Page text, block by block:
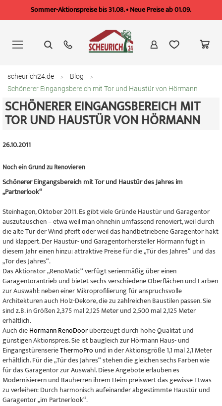
Sommer-Aktionspreise bis 31.08. • Neue Preise ab 01.09.
springen
scheurich24.de
Blog
Schönerer Eingangsbereich mit Tor und Haustür von Hörmann
SCHÖNERER EINGANGSBEREICH MIT
TOR UND HAUSTÜR VON HÖRMANN
26.10.2011
Noch ein Grund zu Renovieren
Schönerer Eingangsbereich mit Tor und Haustür des Jahres im
„Partnerlook“
Steinhagen, Oktober 2011. Es gibt viele Gründe Haustür und Garagentor
auszutauschen – etwa weil man ohnehin umfassend renoviert, weil durch
die alte Tür der Wind pfeift oder weil das handbetriebene Garagentor hakt
und klappert. Der Haustür- und Garagentorhersteller Hörmann fügt in
diesem Jahr einen hinzu: attraktive Preise für die „Tür des Jahres“ und das
„Tor des Jahres“.
Das Aktionstor „RenoMatic“ verfügt serienmäßig über einen
Garagentorantrieb und bietet sechs verschiedene Oberflächen und Farben
zur Auswahl: neben einer Mikroprofilierung für anspruchsvolle
Architekturen auch Holz-Dekore, die zu zahlreichen Baustilen passen. Sie
sind z.B. in Größen 2,375 mal 2,125 Meter und 2,500 mal 2,125 Meter
erhältlich.
Auch dieHörmann RenoDoorüberzeugt durch hohe Qualität und
günstigen Aktionspreis. Sie ist baugleich zur Hörmann Haus- und
EingangstürenserieThermoPro und in der Aktionsgröße 1,1 mal 2,1 Meter
erhältlich. Für die „Tür des Jahres“ stehen die gleichen sechs Farben wie
für das Garagentor zur Auswahl. Diese Angebote erlauben es
Modernisierern und Bauherren ihrem Heim preiswert das gewisse Etwas
zu verleihen: Durch harmonisch aufeinander abgestimmte Haustür und
Garagentor „im Partnerlook“.